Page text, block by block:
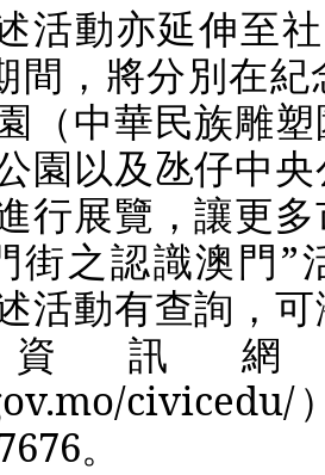
活動亦延伸至
間，將分別在
（中華民族雕
園以及氹仔中
行展覽，讓更
街之認識澳門”
活動有查詢，
資訊
civicedu/
。